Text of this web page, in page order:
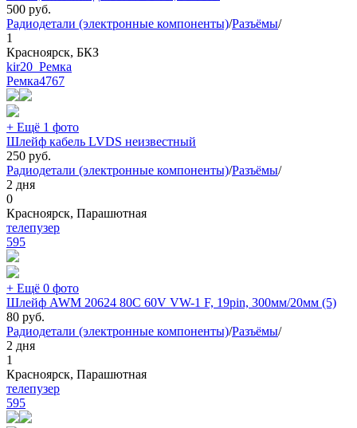
500 руб.
Радиодетали (электронные компоненты)/Разъёмы/
1
Красноярск, БКЗ
kir20_Ремка
Ремка4767
+ Ещё 1 фото
Шлейф кабель LVDS неизвестный
250 руб.
Радиодетали (электронные компоненты)/Разъёмы/
2 дня
0
Красноярск, Парашютная
телепузер
595
+ Ещё 0 фото
Шлейф AWM 20624 80C 60V VW-1 F, 19pin, 300мм/20мм (5)
80 руб.
Радиодетали (электронные компоненты)/Разъёмы/
2 дня
1
Красноярск, Парашютная
телепузер
595